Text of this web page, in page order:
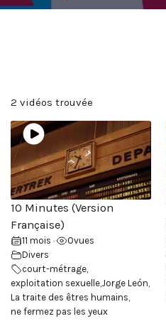
2 vidéos trouvée
10 Minutes (Version
Française)
11 mois • 0vues
Divers
court-métrage,
exploitation sexuelle,Jorge León,
La traite des êtres humains,
ne fermez pas les yeux